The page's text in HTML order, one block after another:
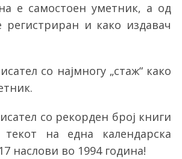
е самостоен уметник, а од
регистриран и како издавач
со најмногу „стаж“ како
со рекорден број книги
на една календарска
наслови во 1994 година!